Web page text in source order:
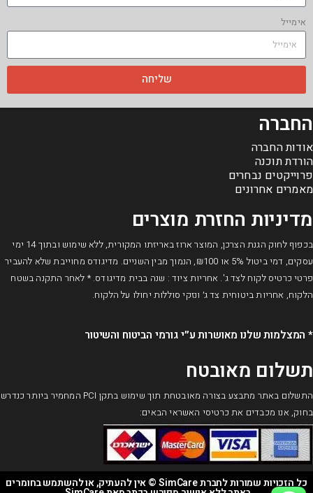
אימייל
שליחה
החברה
אודות החברה
הורדת תוכנה
פרוייקטים נבחרים
מאמרים אחרונים
מדיניות החזרת מוצרים
בכפוף לחוק הגנת הצרכן, המוצר ארוז באריזתו המקורית, ללא שימוש ובתוך 14 ימי
עסקים, דמי ביטול 5% או ₪100, הנמוך מבין השניים. מדיגודס מחוייבת שלא להעביר
פרטי כרטיס לקוח לצד ג'. אחריות ציוד : שנה בבית מדיגודס. * לאחר התקנה בשטח
הלקוח, אחריות ביטוחית צד ג׳ ונזקי סוללות יחולו על הלקוח.
* המצלמות שלנו מאושרות ע״י גורמי הביטוח והשיטור​
תשלום מאובטח
התשלום באתר מתבצע בצורה מאובטחת תוך שימוש בתקן PCI המחמיר ביותר כנדרש
בחוק, אנו מכבדים את כרטיסי האשראי הבאים:
כל הזכויות שמורות לחברת SimCare © אין להעתיק, או להשתמש בחומרים